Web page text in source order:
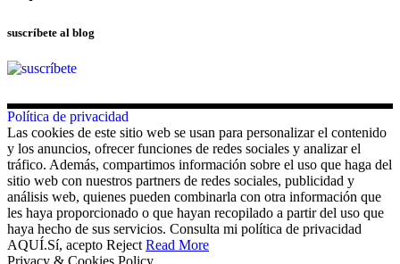
suscríbete al blog
Política de privacidad
Las cookies de este sitio web se usan para personalizar el contenido
y los anuncios, ofrecer funciones de redes sociales y analizar el
tráfico. Además, compartimos información sobre el uso que haga del
sitio web con nuestros partners de redes sociales, publicidad y
análisis web, quienes pueden combinarla con otra información que
les haya proporcionado o que hayan recopilado a partir del uso que
haya hecho de sus servicios. Consulta mi política de privacidad
AQUÍ.Sí, acepto Reject Read More
Privacy & Cookies Policy